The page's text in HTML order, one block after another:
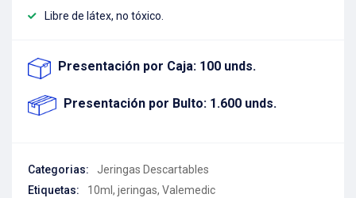
Libre de látex, no tóxico.
Presentación por Caja: 100 unds.
Presentación por Bulto: 1.600 unds.
Categorias:
Jeringas Descartables
Etiquetas:
10ml , jeringas, Valemedic